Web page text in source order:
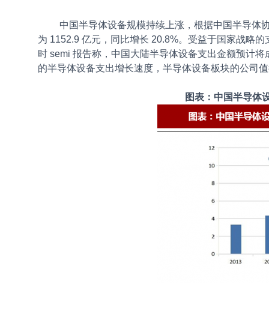
中国半导体设备规模持续上涨，根据中国半导体协
为 1152.9 亿元，同比增长 20.8%。受益于国家战略
时 semi 报告称，中国大陆半导体设备支出金额预计
的半导体设备支出增长速度，半导体设备板块的公司
图表：中国半导体